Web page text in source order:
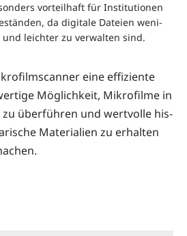
vor­teil­haft für Insti­tu­tio­nen
da digi­ta­le Datei­en weni­
leich­ter zu ver­wal­ten sind.
eine effi­zi­en­te
Mög­lich­keit, Mikro­fil­me in
zu über­füh­ren und wert­vol­le his­
Mate­ria­li­en zu erhal­ten